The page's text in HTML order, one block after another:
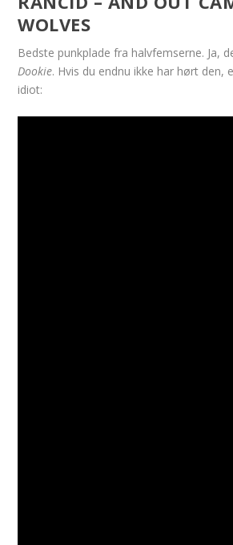
WOLVES
Bedste punkplade fra halvfemserne. Ja,
Dookie. Hvis du endnu ikke har hørt den,
idiot: